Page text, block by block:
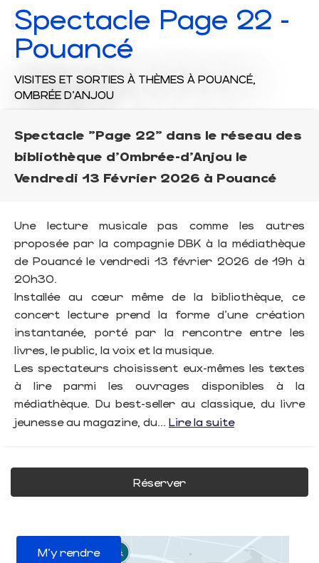
Spectacle Page 22 -
Pouancé
VISITES ET SORTIES À THÈMES À POUANCÉ,
OMBRÉE D'ANJOU
Spectacle "Page 22" dans le réseau des
bibliothèque d'Ombrée-d'Anjou le
Vendredi 13 Février 2026 à Pouancé
Une lecture musicale pas comme les autres
proposée par la compagnie DBK à la médiathèque
de Pouancé le vendredi 13 février 2026 de 19h à
20h30.
Installée au cœur même de la bibliothèque, ce
concert lecture prend la forme d’une création
instantanée, porté par la rencontre entre les
livres, le public, la voix et la musique.
Les spectateurs choisissent eux-mêmes les textes
à lire parmi les ouvrages disponibles à la
médiathèque. Du best-seller au classique, du livre
jeunesse au magazine, du... Lire la suite
Réserver
M'y rendre